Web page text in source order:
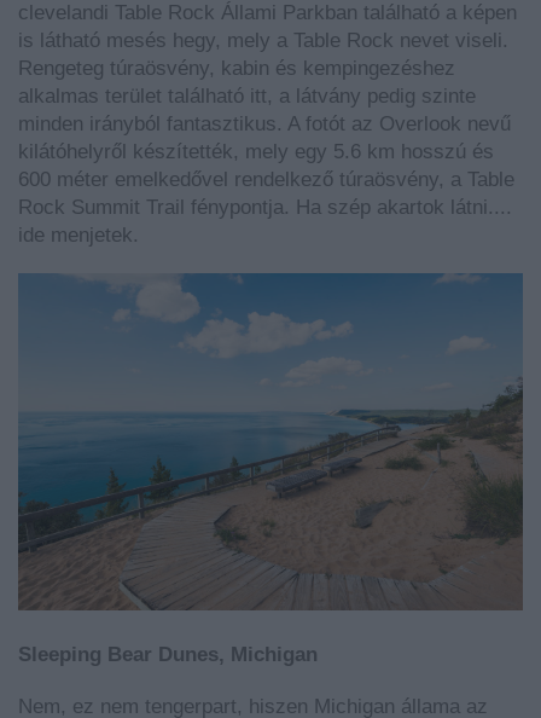
clevelandi Table Rock Állami Parkban található a képen
is látható mesés hegy, mely a Table Rock nevet viseli.
Rengeteg túraösvény, kabin és kempingezéshez
alkalmas terület található itt, a látvány pedig szinte
minden irányból fantasztikus. A fotót az Overlook nevű
kilátóhelyről készítették, mely egy 5.6 km hosszú és
600 méter emelkedővel rendelkező túraösvény, a Table
Rock Summit Trail fénypontja. Ha szép akartok látni....
ide menjetek.
Sleeping Bear Dunes, Michigan
Nem, ez nem tengerpart, hiszen Michigan állama az